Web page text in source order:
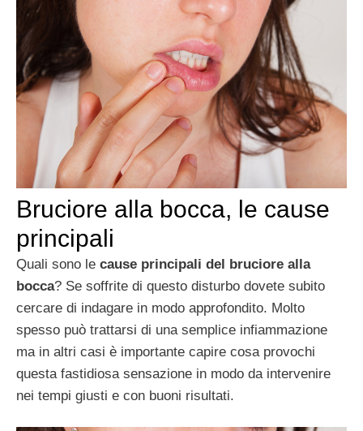
Bruciore alla bocca, le cause
principali
Quali sono le cause principali del bruciore alla
bocca? Se soffrite di questo disturbo dovete subito
cercare di indagare in modo approfondito. Molto
spesso può trattarsi di una semplice infiammazione
ma in altri casi è importante capire cosa provochi
questa fastidiosa sensazione in modo da intervenire
nei tempi giusti e con buoni risultati.